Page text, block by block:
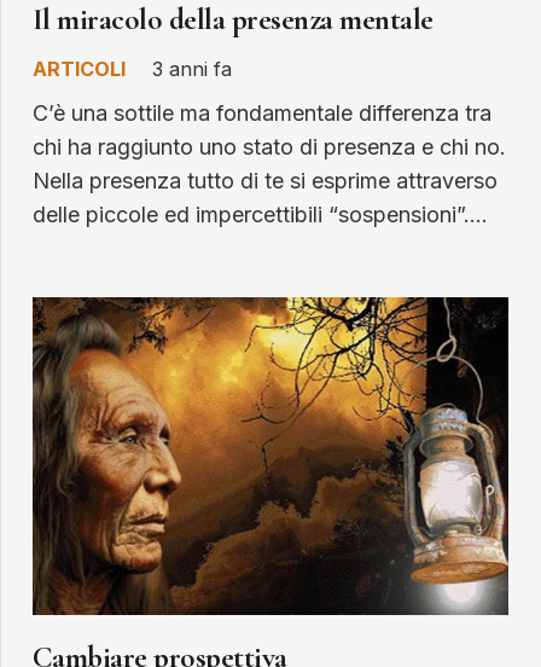
Il miracolo della presenza mentale
ARTICOLI 3 anni fa
C’è una sottile ma fondamentale differenza tra
chi ha raggiunto uno stato di presenza e chi no.
Nella presenza tutto di te si esprime attraverso
delle piccole ed impercettibili “sospensioni”.…
Cambiare prospettiva